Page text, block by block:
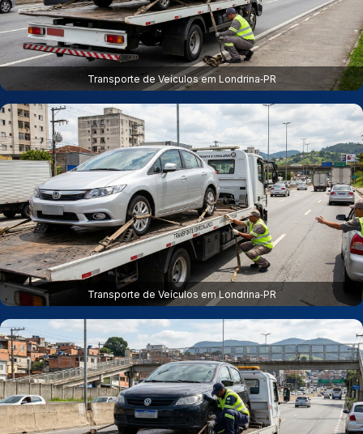
Transporte de Veículos em Londrina‑PR
Transporte de Veículos em Londrina‑PR